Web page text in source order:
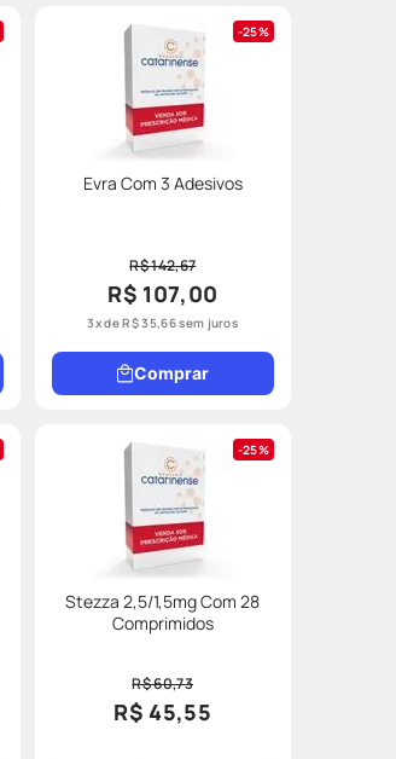
25%
Evra Com 3 Adesivos
R$ 142,67
R$ 107,00
3x deR$35,66sem juros
Comprar
25%
Stezza 2,5/1,5mg Com 28
Comprimidos
R$ 60,73
R$ 45,55